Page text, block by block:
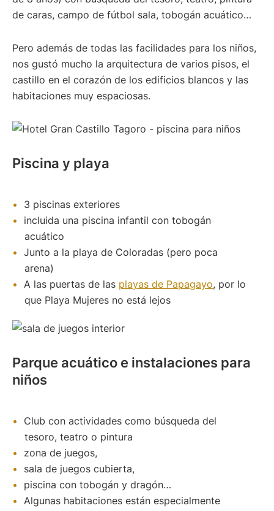
de caras, campo de fútbol sala, tobogán acuático…
Pero además de todas las facilidades para los niños,
nos gustó mucho la arquitectura de varios pisos, el
castillo en el corazón de los edificios blancos y las
habitaciones muy espaciosas.
Piscina y playa
3 piscinas exteriores
incluida una piscina infantil con tobogán
acuático
Junto a la playa de Coloradas (pero poca
arena)
A las puertas de las playas de Papagayo, por lo
que Playa Mujeres no está lejos
Parque acuático e instalaciones para
niños
Club con actividades como búsqueda del
tesoro, teatro o pintura
zona de juegos,
sala de juegos cubierta,
piscina con tobogán y dragón…
Algunas habitaciones están especialmente